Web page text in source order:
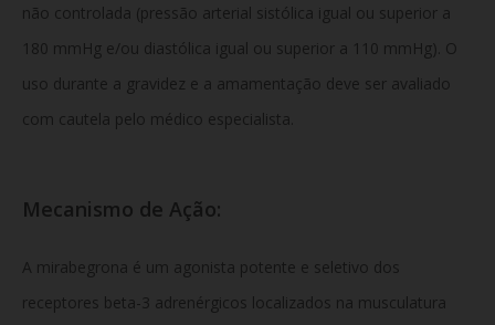
não controlada (pressão arterial sistólica igual ou superior a
180 mmHg e/ou diastólica igual ou superior a 110 mmHg). O
uso durante a gravidez e a amamentação deve ser avaliado
com cautela pelo médico especialista.
Mecanismo de Ação:
A mirabegrona é um agonista potente e seletivo dos
receptores beta-3 adrenérgicos localizados na musculatura